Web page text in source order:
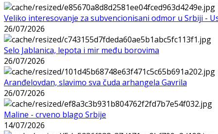
Veliko interesovanje za subvencionisani odmor u Srbiji -
26/07/2026
Selo Jablanica, lepota i mir među borovima
26/07/2026
Aranđelovdan, slavimo sva čuda arhangela Gavrila
26/07/2026
Maline - crveno blago Srbije
14/07/2026